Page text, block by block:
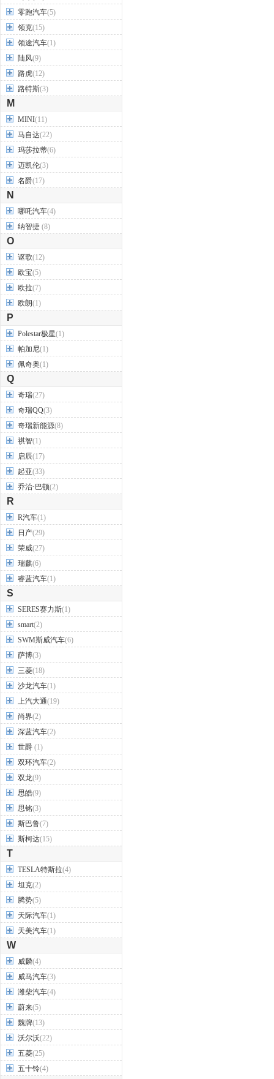
零跑汽车(5)
领克(15)
领途汽车(1)
陆风(9)
路虎(12)
路特斯(3)
M
MINI(11)
马自达(22)
玛莎拉蒂(6)
迈凯伦(3)
名爵(17)
N
哪吒汽车(4)
纳智捷 (8)
O
讴歌(12)
欧宝(5)
欧拉(7)
欧朗(1)
P
Polestar极星(1)
帕加尼(1)
佩奇奥(1)
Q
奇瑞(27)
奇瑞QQ(3)
奇瑞新能源(8)
祺智(1)
启辰(17)
起亚(33)
乔治·巴顿(2)
R
R汽车(1)
日产(29)
荣威(27)
瑞麒(6)
睿蓝汽车(1)
S
SERES赛力斯(1)
smart(2)
SWM斯威汽车(6)
萨博(3)
三菱(18)
沙龙汽车(1)
上汽大通(19)
尚界(2)
深蓝汽车(2)
世爵 (1)
双环汽车(2)
双龙(9)
思皓(9)
思铭(3)
斯巴鲁(7)
斯柯达(15)
T
TESLA特斯拉(4)
坦克(2)
腾势(5)
天际汽车(1)
天美汽车(1)
W
威麟(4)
威马汽车(3)
潍柴汽车(4)
蔚来(5)
魏牌(13)
沃尔沃(22)
五菱(25)
五十铃(4)